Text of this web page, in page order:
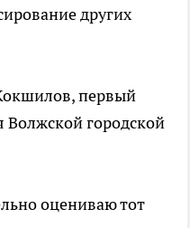
других
первый
Волжской городской
оцениваю тот